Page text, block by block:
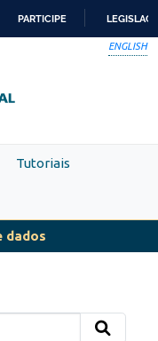
PARTICIPE
ENGLISH
Tutoriais
dados